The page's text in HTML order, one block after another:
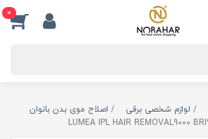
0
لوازم شخصی برقی
اصلاح موی بدن بانوان